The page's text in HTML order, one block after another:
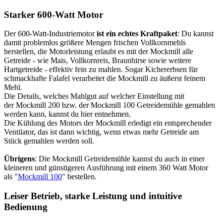
Starker 600-Watt Motor
Der 600-Watt-Industriemotorist ein echtes Kraftpaket: Du kannst
damit problemlos größere Mengen frischen Vollkornmehls
herstellen, die Motorleistung erlaubt es mit der Mockmill alle
Getreide - wie Mais, Vollkornreis, Braunhirse sowie weitere
Hartgetreide - effektiv fein zu mahlen. Sogar Kichererbsen für
schmackhafte Falafel verarbeitet die Mockmill zu äußerst feinem
Mehl.
Die Details, welches Mahlgut auf welcher Einstellung mit
der Mockmill 200 bzw. der Mockmill 100 Getreidemühle gemahlen
werden kann, kannst du hier entnehmen.
Die Kühlung des Motors der Mockmill erledigt ein entsprechender
Ventilator, das ist dann wichtig, wenn etwas mehr Getreide am
Stück gemahlen werden soll.
Übrigens: Die Mockmill Getreidemühle kannst du auch in einer
kleineren und günstigeren Ausführung mit einem 360 Watt Motor
als "Mockmill 100" bestellen.
Leiser Betrieb, starke Leistung und intuitive
Bedienung